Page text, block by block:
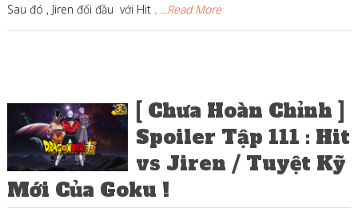
Sau đó , Jiren đối đầu với Hit . ...Read More
[ Ch­ưa Hoàn Chỉnh ]
Spoiler Tập 111 : Hit
vs Jiren / Tuyệt Kỹ
Mới Của Goku !